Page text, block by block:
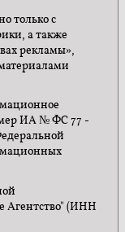
только с
а также
рекламы»,
ИА № ФС 77 -
Агентство" (ИНН